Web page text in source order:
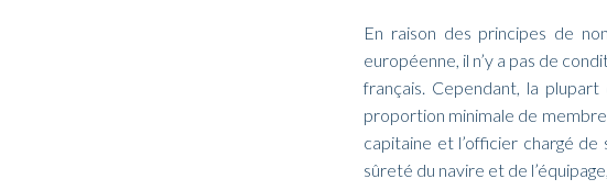
En raison des principes de
européenne, il n’y a pas de
français. Cependant, la
proportion minimale de
capitaine et l’officier chargé
sûreté du navire et de